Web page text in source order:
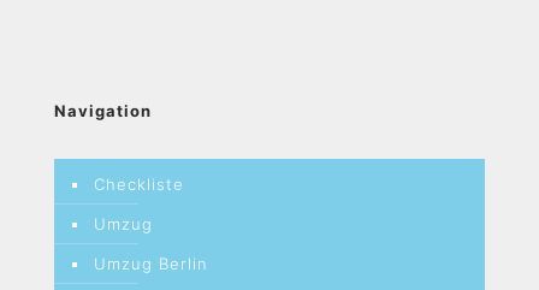
Navigation
Checkliste
Umzug
Umzug Berlin